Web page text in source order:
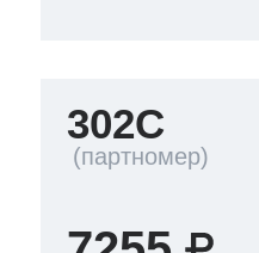
302C